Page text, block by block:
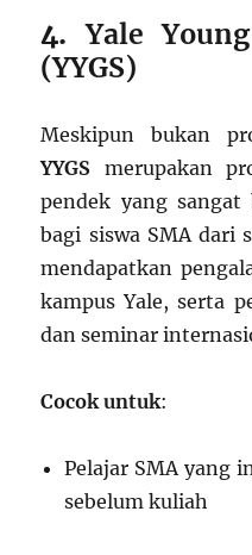
4.Yale
(YYGS)
Meskipun bukan
YYGS merupakan
pendek yang
bagi siswa SMA dari
mendapatkan
kampus Yale, serta
dan seminar
Cocok untuk:
Pelajar SMA yang
sebelum kuliah